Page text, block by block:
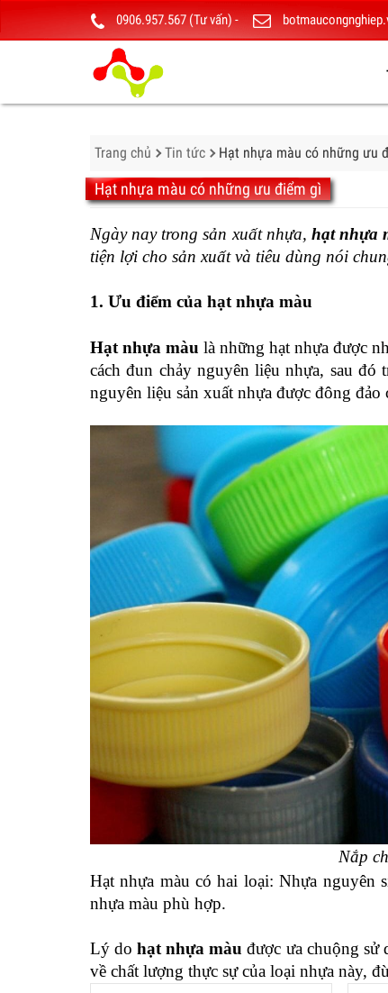
0906.957.567 (Tư vấn) -
Trang chủ Tin tức Hạt nhựa màu có những ưu
Hạt nhựa màu có những ưu điểm gì
Ngày nay trong sản xuất nhựa, hạt nhựa
tiện lợi cho sản xuất và tiêu dùng nói
1. Ưu điểm của hạt nhựa màu
Hạt nhựa màu là những hạt nhựa được
cách đun chảy nguyên liệu nhựa, sau đó
nguyên liệu sản xuất nhựa được đông
Nắp
Hạt nhựa màu có hai loại: Nhựa nguyên
nhựa màu phù hợp.
Lý do hạt nhựa màu được ưa chuộng sử
về chất lượng thực sự của loại nhựa này,